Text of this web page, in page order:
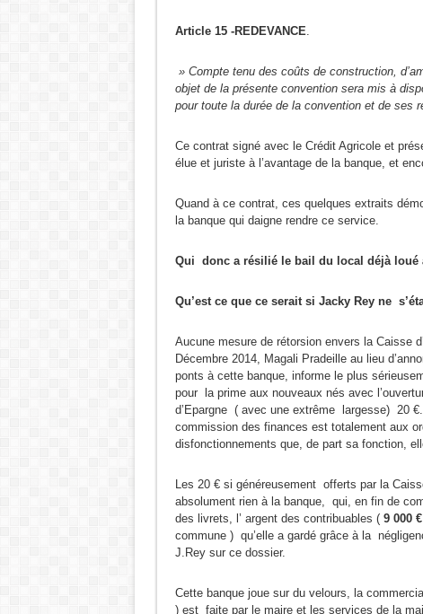
Article 15 -REDEVANCE.
» Compte tenu des coûts de construction,
objet de la présente convention sera mis à
pour toute la durée de la convention et de ses
Ce contrat signé avec le Crédit Agricole et
élue et juriste à l’avantage de la banque, et
Quand à ce contrat, ces quelques extraits
la banque qui daigne rendre ce service.
Qui donc a résilié le bail du local déjà loué
Qu’est ce que ce serait si Jacky Rey ne
Aucune mesure de rétorsion envers la Caisse
Décembre 2014, Magali Pradeille au lieu
ponts à cette banque, informe le plus
pour la prime aux nouveaux nés avec
d’Epargne ( avec une extrême largesse) 20
commission des finances est totalement aux
disfonctionnements que, de part sa fonction,
Les 20 € si généreusement offerts par la
absolument rien à la banque, qui, en fin de
des livrets, l’ argent des contribuables ( 9 000 €
commune ) qu’elle a gardé grâce à la
J.Rey sur ce dossier.
Cette banque joue sur du velours, la
) est faite par le maire et les services de la